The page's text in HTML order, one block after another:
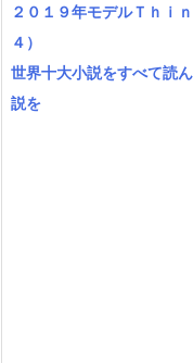
２０１９年モデルＴｈｉ
４）
世界十大小説をすべて読
説を